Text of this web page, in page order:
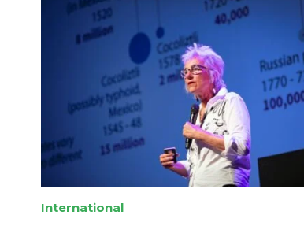
International